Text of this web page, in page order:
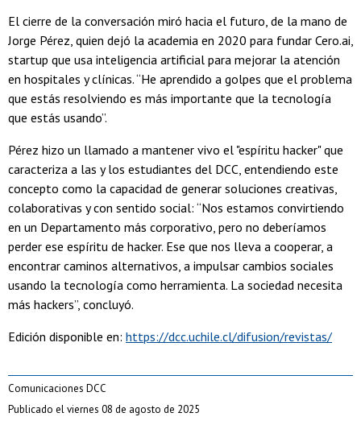
El cierre de la conversación miró hacia el futuro, de la mano de
Jorge Pérez, quien dejó la academia en 2020 para fundar Cero.ai,
startup que usa inteligencia artificial para mejorar la atención
en hospitales y clínicas. “He aprendido a golpes que el problema
que estás resolviendo es más importante que la tecnología
que estás usando”.
Pérez hizo un llamado a mantener vivo el "espíritu hacker" que
caracteriza a las y los estudiantes del DCC, entendiendo este
concepto como la capacidad de generar soluciones creativas,
colaborativas y con sentido social: “Nos estamos convirtiendo
en un Departamento más corporativo, pero no deberíamos
perder ese espíritu de hacker. Ese que nos lleva a cooperar, a
encontrar caminos alternativos, a impulsar cambios sociales
usando la tecnología como herramienta. La sociedad necesita
más hackers”, concluyó.
Edición disponible en: https://dcc.uchile.cl/difusion/revistas/
Comunicaciones DCC
Publicado el viernes 08 de agosto de 2025